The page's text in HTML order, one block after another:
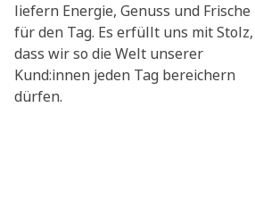
liefern Energie, Genuss und Frische
für den Tag. Es erfüllt uns mit Stolz,
dass wir so die Welt unserer
Kund:innen jeden Tag bereichern
dürfen.